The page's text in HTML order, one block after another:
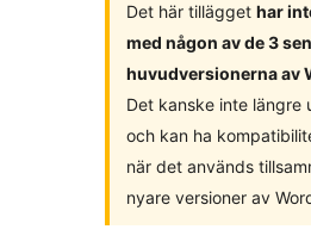
Det här tillägget har
med någon av de 3
huvudversionerna av
Det kanske inte längre
och kan ha
när det används
nyare versioner av